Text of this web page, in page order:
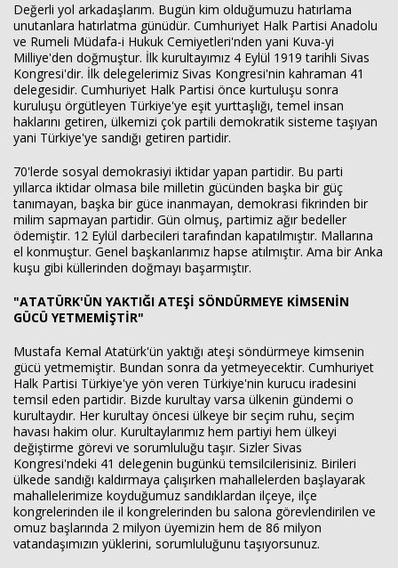
Değerli yol arkadaşlarım. Bugün kim olduğumuzu hatırlama
unutanlara hatırlatma günüdür. Cumhuriyet Halk Partisi Anadolu
ve Rumeli Müdafa-i Hukuk Cemiyetleri'nden yani Kuva-yi
Milliye'den doğmuştur. İlk kurultayımız 4 Eylül 1919 tarihli Sivas
Kongresi'dir. İlk delegelerimiz Sivas Kongresi'nin kahraman 41
delegesidir. Cumhuriyet Halk Partisi önce kurtuluşu sonra
kuruluşu örgütleyen Türkiye'ye eşit yurttaşlığı, temel insan
haklarını getiren, ülkemizi çok partili demokratik sisteme taşıyan
yani Türkiye'ye sandığı getiren partidir.
70'lerde sosyal demokrasiyi iktidar yapan partidir. Bu parti
yıllarca iktidar olmasa bile milletin gücünden başka bir güç
tanımayan, başka bir güce inanmayan, demokrasi fikrinden bir
milim sapmayan partidir. Gün olmuş, partimiz ağır bedeller
ödemiştir. 12 Eylül darbecileri tarafından kapatılmıştır. Mallarına
el konmuştur. Genel başkanlarımız hapse atılmıştır. Ama bir Anka
kuşu gibi küllerinden doğmayı başarmıştır.
"ATATÜRK'ÜN YAKTIĞI ATEŞİ SÖNDÜRMEYE KİMSENİN
GÜCÜ YETMEMİŞTİR"
Mustafa Kemal Atatürk'ün yaktığı ateşi söndürmeye kimsenin
gücü yetmemiştir. Bundan sonra da yetmeyecektir. Cumhuriyet
Halk Partisi Türkiye'ye yön veren Türkiye'nin kurucu iradesini
temsil eden partidir. Bizde kurultay varsa ülkenin gündemi o
kurultaydır. Her kurultay öncesi ülkeye bir seçim ruhu, seçim
havası hakim olur. Kurultaylarımız hem partiyi hem ülkeyi
değiştirme görevi ve sorumluluğu taşır. Sizler Sivas
Kongresi'ndeki 41 delegenin bugünkü temsilcilerisiniz. Birileri
ülkede sandığı kaldırmaya çalışırken mahallelerden başlayarak
mahallelerimize koyduğumuz sandıklardan ilçeye, ilçe
kongrelerinden ile il kongrelerinden bu salona görevlendirilen ve
omuz başlarında 2 milyon üyemizin hem de 86 milyon
vatandaşımızın yüklerini, sorumluluğunu taşıyorsunuz.